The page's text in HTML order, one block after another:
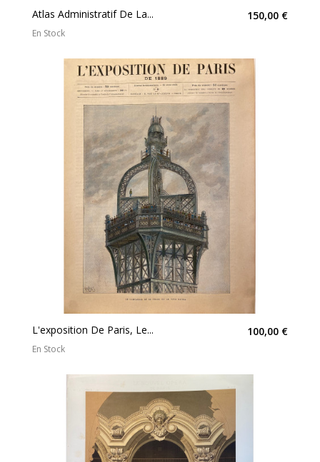
Atlas Administratif De La... 150,00 €
En Stock
L'exposition De Paris, Le... 100,00 €
En Stock